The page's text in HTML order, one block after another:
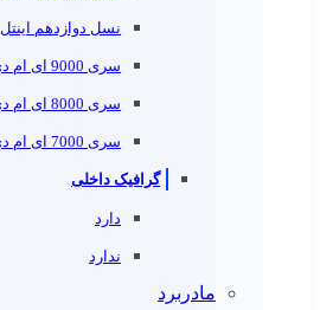
نسل دوازدهم اینتل
سری 9000 ای ام دی
سری 8000 ای ام دی
سری 7000 ای ام دی
گرافیک داخلی
دارد
ندارد
مادربرد